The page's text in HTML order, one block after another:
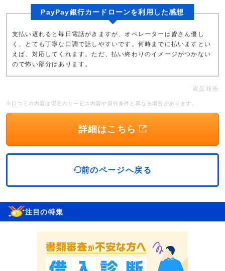
PayPay銀行カードローンを利用した感想
支払い遅れると毎日電話がきますが、オペレーターは皆さん優し
く、とても丁寧な口調で話しやすいです。何時までに払いますとい
えば、対応してくれます。ただ、払い終わりのイメージがつかない
ので怖い部分はあります。
違反報告
※口コミの内容は現在のサービス内容や貸付条件と異なる場合があります。
詳細はこちら
前のページへ戻る
注目の特集